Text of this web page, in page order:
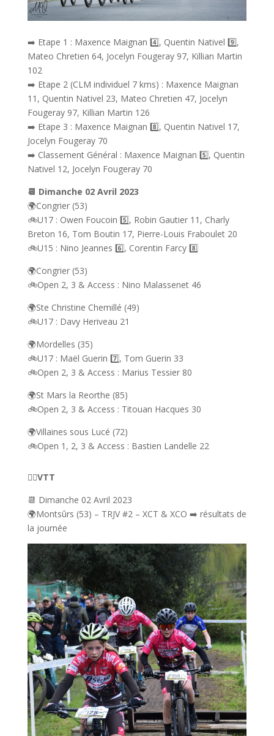
➡️ Etape 1 : Maxence Maignan 4️⃣, Quentin Nativel 9️⃣,
Mateo Chretien 64, Jocelyn Fougeray 97, Killian Martin
102
➡️ Etape 2 (CLM individuel 7 kms) : Maxence Maignan
11, Quentin Nativel 23, Mateo Chretien 47, Jocelyn
Fougeray 97, Killian Martin 126
➡️ Etape 3 : Maxence Maignan 8️⃣, Quentin Nativel 17,
Jocelyn Fougeray 70
➡️ Classement Général : Maxence Maignan 5️⃣, Quentin
Nativel 12, Jocelyn Fougeray 70
📆 Dimanche 02 Avril 2023
🌍Congrier (53)
🚲U17 : Owen Foucoin 5️⃣, Robin Gautier 11, Charly
Breton 16, Tom Boutin 17, Pierre-Louis Fraboulet 20
🚲U15 : Nino Jeannes 6️⃣, Corentin Farcy 8️⃣
🌍Congrier (53)
🚲Open 2, 3 & Access : Nino Malassenet 46
🌍Ste Christine Chemillé (49)
🚲U17 : Davy Heriveau 21
🌍Mordelles (35)
🚲U17 : Maël Guerin 7️⃣, Tom Guerin 33
🚲Open 2, 3 & Access : Marius Tessier 80
🌍St Mars la Reorthe (85)
🚲Open 2, 3 & Access : Titouan Hacques 30
🌍Villaines sous Lucé (72)
🚲Open 1, 2, 3 & Access : Bastien Landelle 22
🚴‍♂️VTT
📆 Dimanche 02 Avril 2023
🌍Montsûrs (53) – TRJV #2 – XCT & XCO ➡️ résultats de
la journée